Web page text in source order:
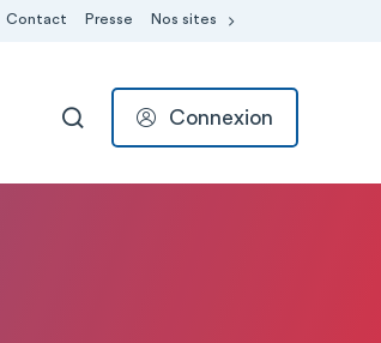
Contact Presse Nos sites
RECHERCHER
Connexion